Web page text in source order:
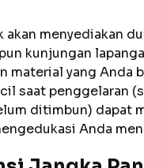
menyediakan
kunjungan
yang Anda
saat penggelaran
ditimbun) dapat
Anda